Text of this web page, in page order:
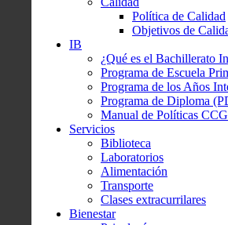
Política de Calidad
Objetivos de
IB
¿Qué es el Bachillerato
Programa de Escuela
Programa de los Años
Programa de Diploma
Manual de Políticas CCG
Servicios
Biblioteca
Laboratorios
Alimentación
Transporte
Clases extracurrilares
Bienestar